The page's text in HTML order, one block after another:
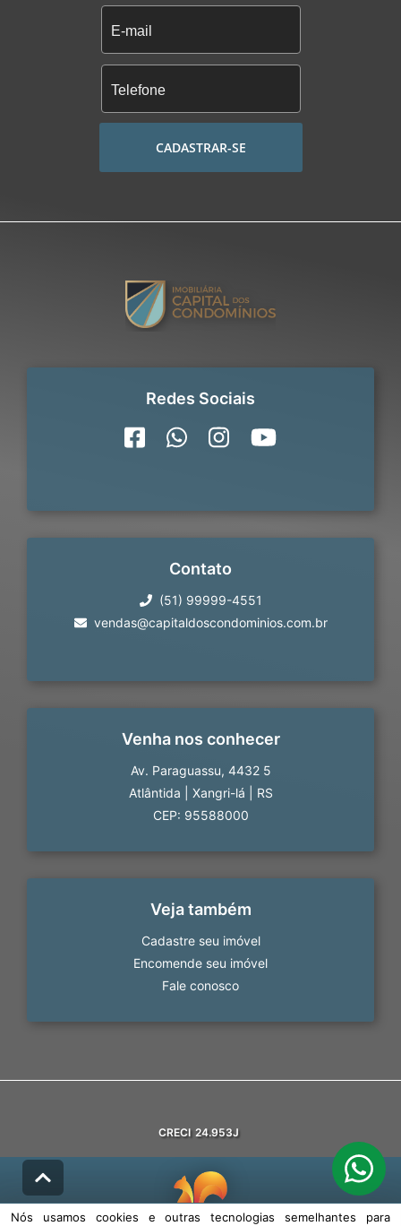
CADASTRAR-SE
Redes Sociais
Contato
(51) 99999-4551
vendas@capitaldoscondominios.com.br
Venha nos conhecer
Av. Paraguassu, 4432 5
Atlântida
Xangri-lá
RS
CEP: 95588000
Veja também
Cadastre seu imóvel
Encomende seu imóvel
Fale conosco
CRECI 24.953J
Nós usamos cookies e outras tecnologias semelhantes para